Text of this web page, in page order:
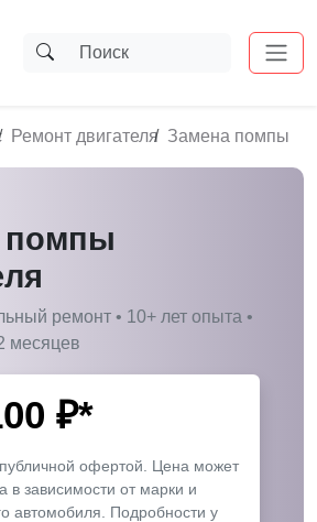
Ремонт двигателя Замена помпы
помпы
ремонт • 10+ лет опыта •
месяцев
₽*
офертой. Цена может
в зависимости от марки и
автомобиля. Подробности у